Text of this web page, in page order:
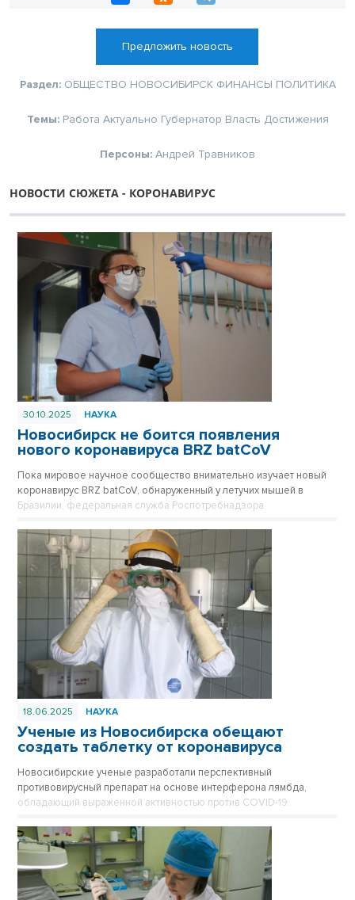
Предложить новость
Раздел: ОБЩЕСТВО НОВОСИБИРСК ФИНАНСЫ ПОЛИТИКА
Темы: Работа Актуально Губернатор Власть Достижения
Персоны: Андрей Травников
НОВОСТИ СЮЖЕТА - КОРОНАВИРУС
30.10.2025 НАУКА
Новосибирск не боится появления
нового коронавируса BRZ batCoV
Пока мировое научное сообщество внимательно изучает новый
коронавирус BRZ batCoV, обнаруженный у летучих мышей в
Бразилии, федеральная служба Роспотребнадзора
оперативном контроле.
18.06.2025 НАУКА
Ученые из Новосибирска обещают
создать таблетку от коронавируса
Новосибирские ученые разработали перспективный
противовирусный препарат на основе интерферона лямбда,
обладающий выраженной активностью против COVID-19.